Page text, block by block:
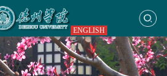
ENGLISH